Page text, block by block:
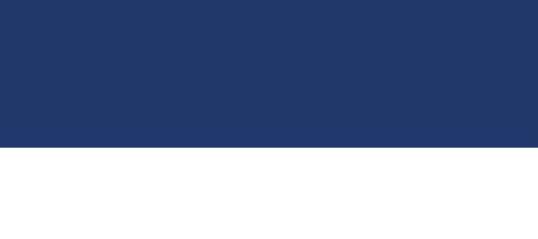
Ojo nuestros productos son testados y validados